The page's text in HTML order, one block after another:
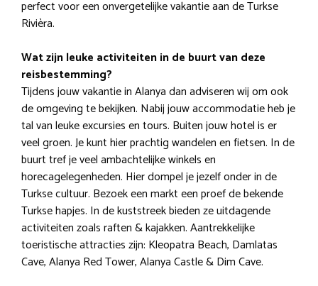
perfect voor een onvergetelijke vakantie aan de Turkse
Rivièra.
Wat zijn leuke activiteiten in de buurt van deze
reisbestemming?
Tijdens jouw vakantie in Alanya dan adviseren wij om ook
de omgeving te bekijken. Nabij jouw accommodatie heb je
tal van leuke excursies en tours. Buiten jouw hotel is er
veel groen. Je kunt hier prachtig wandelen en fietsen. In de
buurt tref je veel ambachtelijke winkels en
horecagelegenheden. Hier dompel je jezelf onder in de
Turkse cultuur. Bezoek een markt een proef de bekende
Turkse hapjes. In de kuststreek bieden ze uitdagende
activiteiten zoals raften & kajakken. Aantrekkelijke
toeristische attracties zijn: Kleopatra Beach, Damlatas
Cave, Alanya Red Tower, Alanya Castle & Dim Cave.